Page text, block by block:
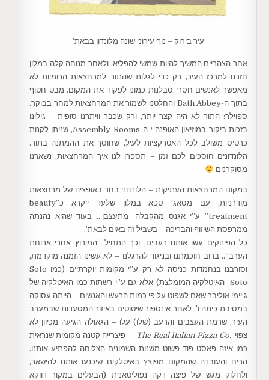
עיר בירוק – נוף עירוני שונה מלונדון בבאת’
אחר הצהריים המשיך להיות שמשי להפליא, ולאחר מנוחה קלה במלון
חזרנו למרכז העיר, רק כדי לגלות שהתור למרחצאות הרומיות לא
מאפשר לאנשים חסרי סבלנות כמונו לפקוד את המקום. מבט חטוף
בתוך ה-Bath Abbey והחלטנו לשמור את המרחצאות למחר בבוקר.
ספוילר: התור לא היה קצר יותר, ורק שכבר וויתרנו סופית – גילינו
בזכות ביקור במוזיאון האופנה / ה-Assembly Rooms, שניתן לקנות
כרטיס משולב לכל האטרקציות לעיל, שחוסך את ההמתנה בתור.
הלונדונים חוסכים לכם זמן – תספרו לנו איך המרחצאות, נשארנו
מסוקרנים
במקום המרחצאות העתיקות – הלונדוני בחר באופציה של מרחצאות
מודרניות, עם מסאג’ ספא במלון שלעד ייקרא כ”beauty
treatment” ע”י אגנס מהקבלה. מתעצבן… בעוד שהיא נהנתה
ממרפסת השיזוף והבריכה – בשביל זה באים לבאת’.
כל הפינוקים עשו אותנו רעבים, וכך התחיל “המירוץ אחרי ארוחת
הערב”.. ברוב חוכמתנו ובניגוד להרגלנו – לא עשינו הזמנה מוקדמת,
וסורבנו בנחמדות כניסה לא רק ע”י מקומות יוקרתיים (כמו Soto
Soto האיטלקיה המומלצת) אלא גם ע”י רשתות כמו האיטלקיה של
ג’יימי אוליבר שאם לשפוט על פי כמות הרעש והאנשים – הייתה עסוקה
במסיבת כיתה ו’. לאחר אינספור שיטוטים באיזור המסעדות שבמערב
העיר, שרמת העצבים והרעב (שלו) עלו – הגאולה הגיעה מכיוון לא
צפוי. .The Real Italian Pizza Co –
פיצרייה קטנה מקומית שנראית
כמו איזה פאסט פוד פשוט משנות השמונים הצליחה להפתיע אותנו.
הריח והעובדה שהמקום מפוצץ באיטלקים שיכנעו אותנו להישאר,
ולחלוק מגש של פיצה דקה נפוליטאנית (הבעלים במקור דווקא